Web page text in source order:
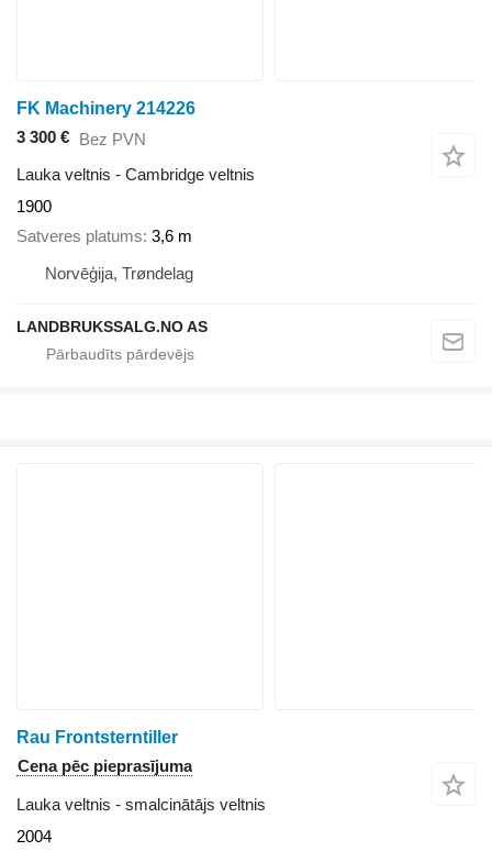
FK Machinery 214226
3 300 € Bez PVN
Lauka veltnis - Cambridge veltnis
1900
Satveres platums 3,6 m
Norvēģija, Trøndelag
LANDBRUKSSALG.NO AS
Rau Frontsterntiller
Cena pēc pieprasījuma
Lauka veltnis - smalcinātājs veltnis
2004